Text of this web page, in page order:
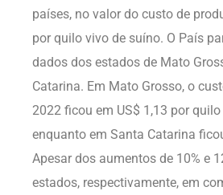
países, no valor do custo de
por quilo vivo de suíno. O País
dados dos estados de Mato
Catarina. Em Mato Grosso, o
2022 ficou em US$ 1,13 por
enquanto em Santa Catarina
Apesar dos aumentos de 10% e
estados, respectivamente, em